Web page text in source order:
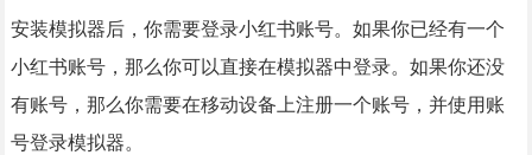
安装模拟器后，你需要登录小红书账号。如果你已经有一个
小红书账号，那么你可以直接在模拟器中登录。如果你还没
有账号，那么你需要在移动设备上注册一个账号，并使用账
号登录模拟器。